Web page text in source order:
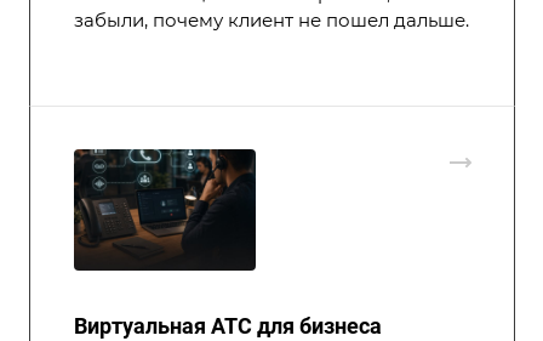
забыли, почему клиент не пошел дальше.
Виртуальная АТС для бизнеса